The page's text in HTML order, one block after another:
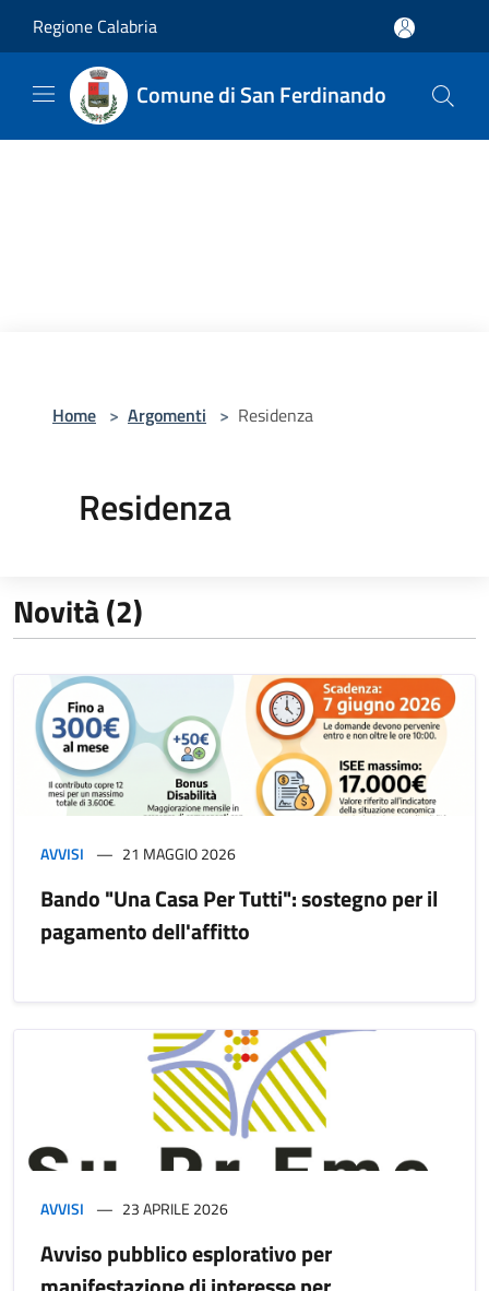
Regione Calabria
Comune di San Ferdinando
Home > Argomenti > Residenza
Residenza
Novità (2)
AVVISI 21 MAGGIO 2026
Bando "Una Casa Per Tutti": sostegno per il
pagamento dell'affitto
AVVISI 23 APRILE 2026
Avviso pubblico esplorativo per